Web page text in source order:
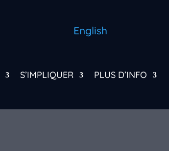
English
S’IMPLIQUER
PLUS D’INFO